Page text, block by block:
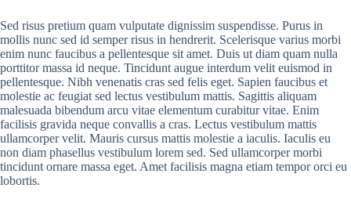
Sed risus pretium quam vulputate dignissim suspendisse. Purus in
mollis nunc sed id semper risus in hendrerit. Scelerisque varius morbi
enim nunc faucibus a pellentesque sit amet. Duis ut diam quam nulla
porttitor massa id neque. Tincidunt augue interdum velit euismod in
pellentesque. Nibh venenatis cras sed felis eget. Sapien faucibus et
molestie ac feugiat sed lectus vestibulum mattis. Sagittis aliquam
malesuada bibendum arcu vitae elementum curabitur vitae. Enim
facilisis gravida neque convallis a cras. Lectus vestibulum mattis
ullamcorper velit. Mauris cursus mattis molestie a iaculis. Iaculis eu
non diam phasellus vestibulum lorem sed. Sed ullamcorper morbi
tincidunt ornare massa eget. Amet facilisis magna etiam tempor orci eu
lobortis.